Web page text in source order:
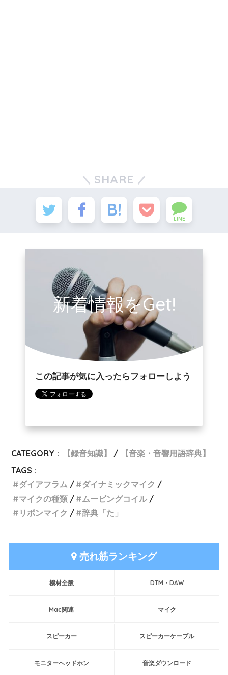
SHARE
LINE
新着情報をGet!
この記事が気に入ったらフォローしよう
CATEGORY : 【録音知識】
【音楽・音響用語辞典】
TAGS :
ダイアフラム
ダイナミックマイク
マイクの種類
ムービングコイル
リボンマイク
辞典「た」
売れ筋ランキング
機材全般 DTM・DAW
Mac関連 マイク
スピーカー スピーカーケーブル
モニターヘッドホン 音楽ダウンロード